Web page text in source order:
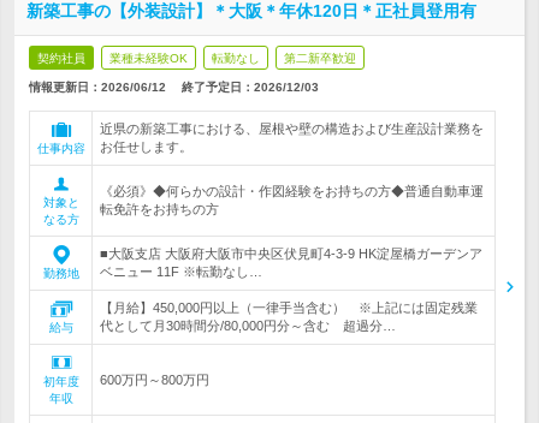
新築工事の【外装設計】＊大阪＊年休120日＊正社員登用有
契約社員 業種未経験OK 転勤なし 第二新卒歓迎
情報更新日：2026/06/12 終了予定日： 2026/12/03
仕事内容
近県の新築工事における、屋根や壁の構造および生産設計業務を
お任せします。
対象と
なる方
《必須》◆何らかの設計・作図経験をお持ちの方◆普通自動車運
転免許をお持ちの方
勤務地
■大阪支店 大阪府大阪市中央区伏見町4-3-9 HK淀屋橋ガーデンア
ベニュー 11F ※転勤なし…
給与
【月給】450,000円以上（一律手当含む） ※上記には固定残業
代として月30時間分/80,000円分～含む 超過分…
初年度
年収
600万円～800万円